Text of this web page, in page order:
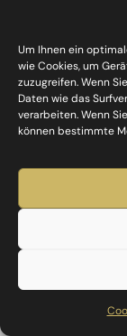
Um Ihnen ein
wie Cookies, um
zuzugreifen. Wenn
Daten wie das
verarbeiten. Wenn
können bestimmte
Datenschutz
Social
Investieren,
Capital Bay.
Capital Bay